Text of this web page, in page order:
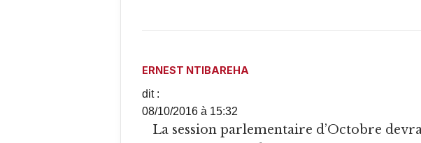
ERNEST NTIBAREHA
dit :
08/10/2016 à 15:32
La session parlementaire d’Octobre devrait prendre en